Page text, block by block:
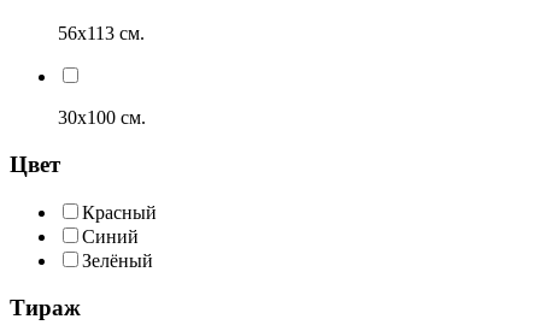
56х113 см.
30х100 см.
Цвет
Красный
Синий
Зелёный
Тираж